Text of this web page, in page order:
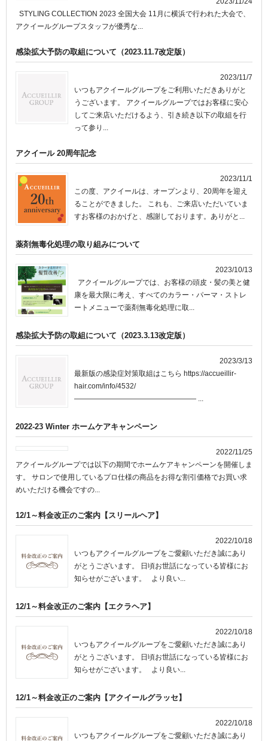
STYLING COLLECTION 2023 全国大会 11月に横浜で行われた大会で、
アクイールグループスタッフが優秀な...
感染拡大予防の取組について（2023.11.7改定版）
2023/11/7
いつもアクイールグループをご利用いただきありがと
うございます。 アクイールグループではお客様に安心
してご来店いただけるよう、引き続き以下の取組を行
って参り...
アクイール 20周年記念
2023/11/1
この度、アクイールは、オープンより、20周年を迎え
ることができました。 これも、ご来店いただいていま
すお客様のおかげと、感謝しております。ありがと...
薬剤無毒化処理の取り組みについて
2023/10/13
アクイールグループでは、お客様の頭皮・髪の美と健
康を最大限に考え、すべてのカラー・パーマ・ストレ
ートメニューで薬剤無毒化処理に取...
感染拡大予防の取組について（2023.3.13改定版）
2023/3/13
最新版の感染症対策取組はこちら https://accueillir-
hair.com/info/4532/
————————————————— ...
2022-23 Winter ホームケアキャンペーン
2022/11/25
アクイールグループでは以下の期間でホームケアキャンペーンを開催しま
す。 サロンで使用しているプロ仕様の商品をお得な割引価格でお買い求
めいただける機会ですの...
12/1～料金改正のご案内【スリールヘア】
2022/10/18
いつもアクイールグループをご愛顧いただき誠にあり
がとうございます。 日頃お世話になっている皆様にお
知らせがございます。 より良い...
12/1～料金改正のご案内【エクラヘア】
2022/10/18
いつもアクイールグループをご愛顧いただき誠にあり
がとうございます。 日頃お世話になっている皆様にお
知らせがございます。 より良い...
12/1～料金改正のご案内【アクイールグラッセ】
2022/10/18
いつもアクイールグループをご愛顧いただき誠にあり